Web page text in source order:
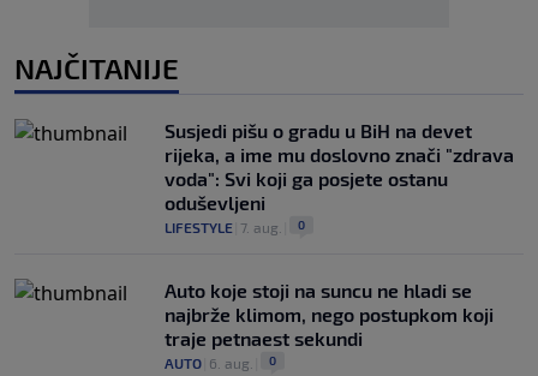
NAJČITANIJE
Susjedi pišu o gradu u BiH na devet
rijeka, a ime mu doslovno znači "zdrava
voda": Svi koji ga posjete ostanu
oduševljeni
LIFESTYLE 7. aug. 0
Auto koje stoji na suncu ne hladi se
najbrže klimom, nego postupkom koji
traje petnaest sekundi
AUTO 6. aug. 0